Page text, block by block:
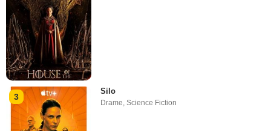
3
Silo
Drame ,Science Fiction